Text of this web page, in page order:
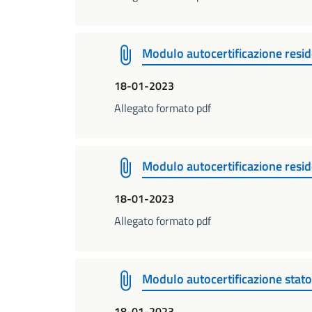
Modulo autocertificazione
18-01-2023
Allegato formato pdf
Modulo autocertificazione
18-01-2023
Allegato formato pdf
Modulo autocertificazione